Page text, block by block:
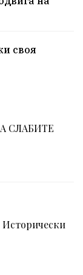
своя
СЛАБИТЕ